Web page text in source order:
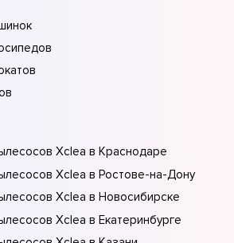
Xclea в Краснодаре
Xclea в Ростове-на-Донy
Xclea в Новосибирске
Xclea в Екатеринбурге